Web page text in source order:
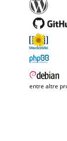
entre altre